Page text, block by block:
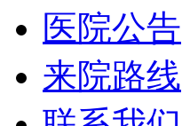
医院公告
来院路线